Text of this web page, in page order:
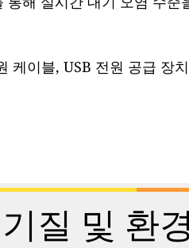
케이블, USB 전원 공급 장
질 및 환